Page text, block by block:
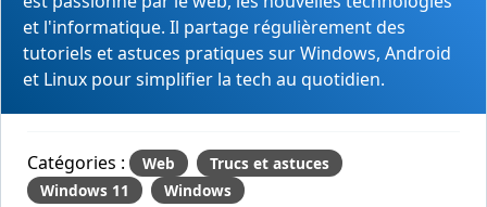
et l'informatique. Il partage régulièrement des
tutoriels et astuces pratiques sur Windows, Android
et Linux pour simplifier la tech au quotidien.
Catégories : Web
Trucs et astuces
Windows 11
Windows